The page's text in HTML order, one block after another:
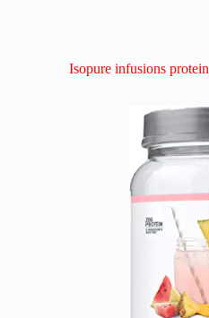
sopure infusions protein